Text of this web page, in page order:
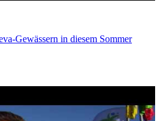
Gewässern in diesem Sommer